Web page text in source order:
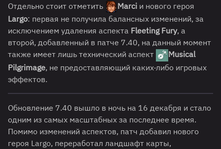
Отдельно стоит отметить
Marci и нового героя
Largo: первая не получила балансных изменений, за
исключением удаления аспекта Fleeting Fury, а
второй, добавленный в патче 7.40, на данный момент
также имеет лишь технический аспект
Musical
Pilgrimage, не предоставляющий каких-либо игровых
эффектов.
Обновление 7.40 вышло в ночь на 16 декабря и стало
одним из самых масштабных за последнее время.
Помимо изменений аспектов, патч добавил нового
героя Largo, переработал ландшафт карты,